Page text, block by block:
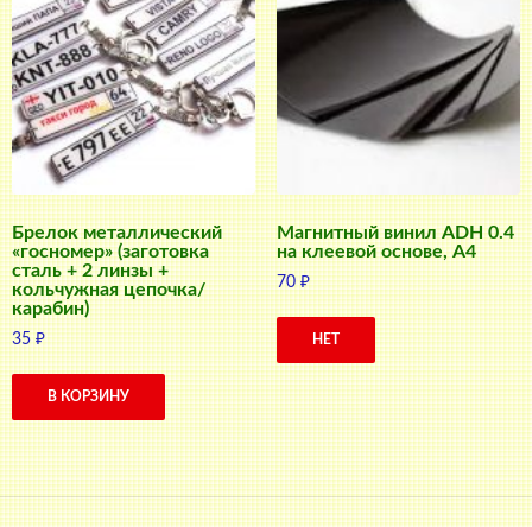
Брелок металлический
«госномер» (заготовка
сталь + 2 линзы +
кольчужная цепочка/
карабин)
35₽
В КОРЗИНУ
Магнитный винил ADH 0.4
на клеевой основе, A4
70₽
НЕТ